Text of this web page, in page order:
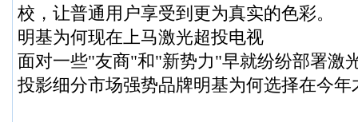
校，让普通用户享受到更为真实的色彩。
明基为何现在上马激光超投电视
面对一些"友商"和"新势力"早就纷纷部署激
投影细分市场强势品牌明基为何选择在今年